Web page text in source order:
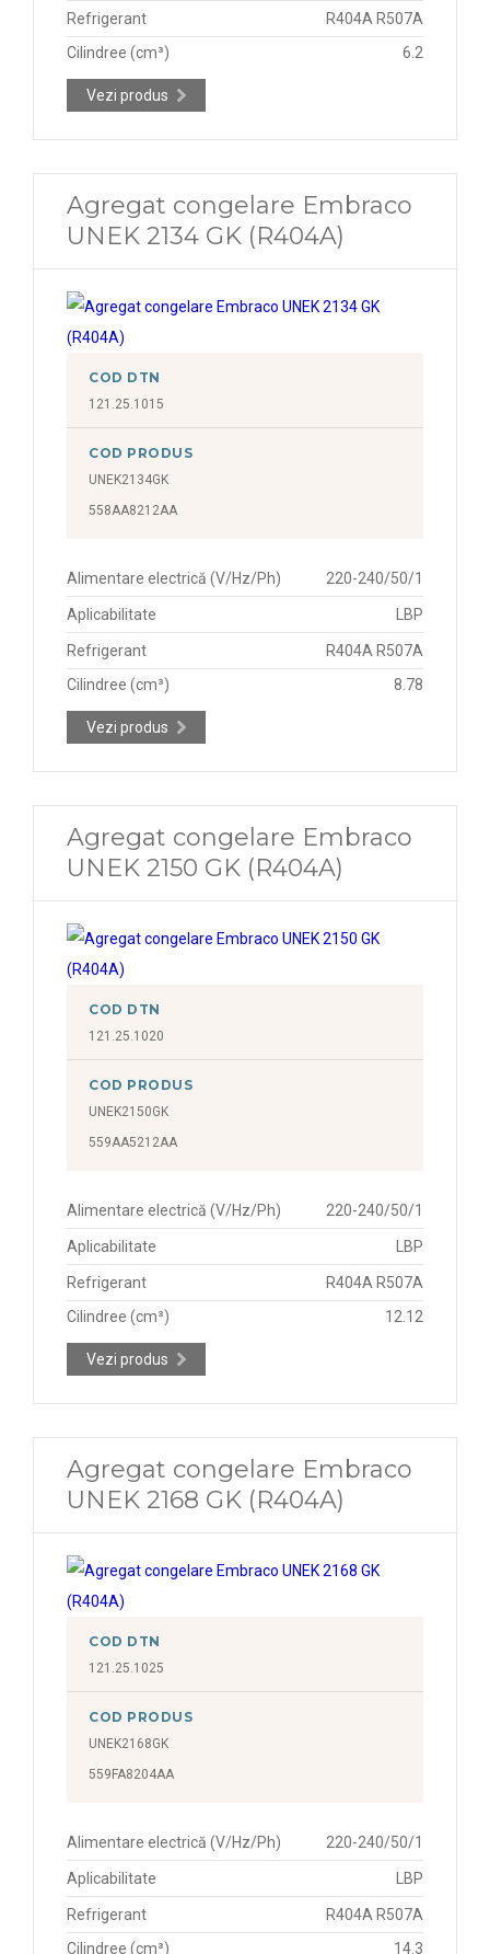
Refrigerant
R404A R507A
Cilindree (cm³)
6.2
Vezi produs
Agregat congelare Embraco
UNEK 2134 GK (R404A)
COD DTN
121.25.1015
COD PRODUS
UNEK2134GK
558AA8212AA
Alimentare electrică (V/Hz/Ph) 220-240/50/1
Aplicabilitate LBP
Refrigerant
R404A R507A
Cilindree (cm³)
8.78
Vezi produs
Agregat congelare Embraco
UNEK 2150 GK (R404A)
COD DTN
121.25.1020
COD PRODUS
UNEK2150GK
559AA5212AA
Alimentare electrică (V/Hz/Ph) 220-240/50/1
Aplicabilitate LBP
Refrigerant
R404A R507A
Cilindree (cm³)
12.12
Vezi produs
Agregat congelare Embraco
UNEK 2168 GK (R404A)
COD DTN
121.25.1025
COD PRODUS
UNEK2168GK
559FA8204AA
Alimentare electrică (V/Hz/Ph) 220-240/50/1
Aplicabilitate LBP
Refrigerant
R404A R507A
Cilindree (cm³)
14.3